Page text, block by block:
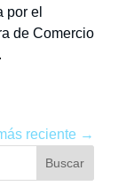
por el
de Comercio
reciente →